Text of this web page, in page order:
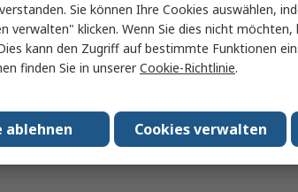
Netzqualitätsanalysator
IEC/EN61010-1, IEC/EN62053-21, 22 and 23,
IEC/EN61326-1, IEC/EN55011Class A, IEC/
Sie können Ihre Cookies auswählen,
verwalten" klicken. Wenn Sie dies nicht möchten,
kann den Zugriff auf bestimmte Funktionen
finden Sie in unsererCookie-Richtlinie.
Cookies verwalten
ablehnen